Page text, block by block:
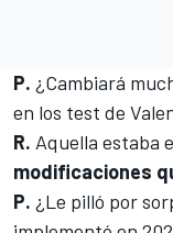
P. ¿Cambiará
en los test de
R. Aquella estaba
modificaciones
P. ¿ Le pilló por